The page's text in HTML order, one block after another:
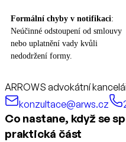
Formální chyby v notifikaci:
Neúčinné odstoupení od smlouvy
nebo uplatnění vady kvůli
nedodržení formy.
ARROWS advokátní
konzultace@arws.cz
Co nastane, když se
praktická část